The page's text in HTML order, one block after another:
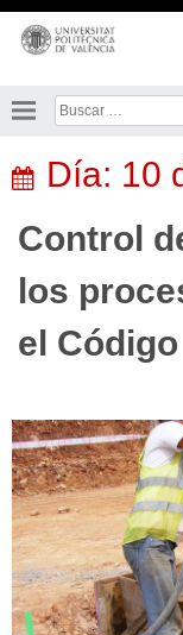
Saltar
contenido
Buscar:
Día: 10
Control
los
el